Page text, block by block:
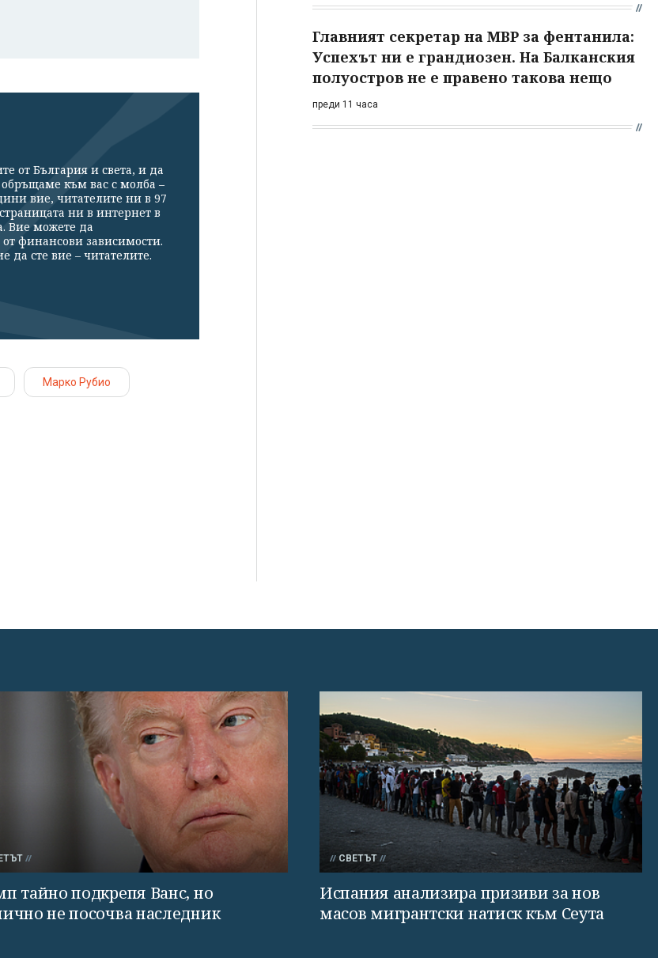
от България и света, и да
към вас с молба –
вие, читателите ни в 97
ни в интернет в
Вие можете да
финансови зависимости.
сте вие – читателите.
Марко Рубио
Главният секретар на МВР за фентанила:
Успехът ни е грандиозен. На Балканския
полуостров не е правено такова нещо
преди 11 часа
тайно подкрепя Ванс, но
не посочва наследник
СВЕТЪТ
Испания анализира призиви за нов
масов мигрантски натиск към Сеута